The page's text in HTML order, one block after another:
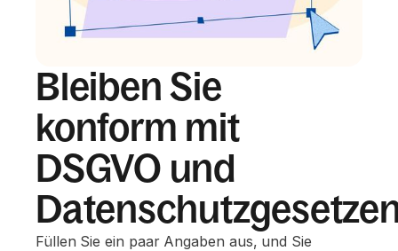
Bleiben Sie
konform mit
DSGVO und
Füllen Sie ein paar Angaben aus, und Sie